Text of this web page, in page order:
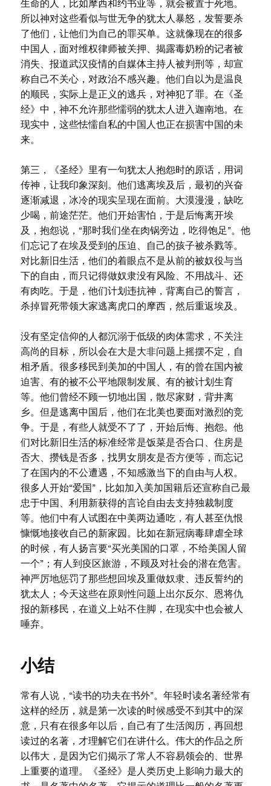
生命的人，比如摩西和约书亚等，就会被置于死地。
所以神对这些看似与世无争的犹太人暴怒，发誓要杀
了他们，让他们为自己的罪买单。这就像现在的很多
中国人，面对维权律师被关押、揭露毒奶粉的记者被
消失、报道武汉疫情的自媒体主持人被判刑等，却宣
称自己不关心，对政治不感兴趣。他们自以为是温良
的顺民，实际上是正义的逃兵，对神犯了罪。在《圣
经》中，神不允许那些懦弱的犹太人进入迦南地。在
现实中，这些怯懦自私的中国人也正在损害中国的未
来。
第三，《圣经》里有一句犹太人抱怨时的原话，用词
传神，让我印象深刻。他们逃离埃及后，最初的兴奋
逐渐减退，冰冷的现实呈现在面前。大漠漫漫，缺吃
少喝，前途茫茫。他们开始害怕，于是后悔离开埃
及，抱怨说，“那时我们坐在肉锅旁边，吃得饱足”。他
们忘记了在埃及受到的压迫、自己的孩子被杀戮等。
对比新旧生活，他们的着眼点不是从前的被奴役与当
下的自由，而只记得做奴隶没有风险、不用战斗、还
有肉吃。于是，他们计划违抗神，背离自己的誓言，
杀掉冒死带领大家逃离虎口的摩西，然后重返埃及。
没有坚定信仰的人都沉溺于低级的肉体需求，不关注
高尚的目标，所以会在大是大非问题上摇摆不定，自
相矛盾。很多移民到美加的中国人，有的曾在国内被
迫害、有的被不公平地限制发展、有的被计划生育
等。他们曾经不顾一切地出国，散尽家财，背井离
乡。但是逃离中国后，他们在北美也要面对激烈的竞
争。于是，有些人就受不了了，开始后悔、抱怨。他
们对比新旧生活的标准经常是饭菜是否合口、住房是
否大、攒钱是否多，找男女朋友是否方便等，而忘记
了在国内的不公遭遇，不知感激当下的自由与人权。
很多人开始“爱国”，比如加入美加国籍后还宣称自己最
忠于中国、利用新获得的言论自由去支持独裁制度
等。他们中有人试图在中美两边通吃，有人甚至仇恨
慷慨地接收自己的新家园。比如在新冠病毒肆虐全球
的时候，有人扬言要“买光美国的口罩，不给美国人留
一个”；有人到疫区旅游，不顾及对社会的潜在危害。
神严厉地惩罚了那些想回埃及重做奴隶、违反誓约的
犹太人；今天这些在原则性问题上出尔反尔、恩将仇
报的新移民，在道义上站不住脚，在现实中也会被人
唾弃。
小结
常有人说，“读书的功夫在书外”。年轻时读名著经常有
这样的经历，就是第一次读的时候感受不到其中的深
意，只有在很多年以后，自己有了生活阅历，再回想
读过的名著，才理解它们在讲什么。伟大的作品之所
以伟大，是因为它们揭示了常人不容易领会的、世界
上重要的道理。《圣经》是人类历史上影响力最大的